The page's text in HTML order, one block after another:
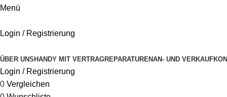
Menü
Login / Registrierung
ÜBER UNS HANDY MIT VERTRAGREPARATURENAN- UND VERKAUF
Login / Registrierung
0 Vergleichen